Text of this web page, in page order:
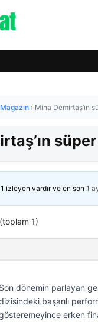
Magazin › Mina Demirtaş’ın
izleyen vardır ve en son 1
1)
Son dönemin parlayan
başarılı
erken